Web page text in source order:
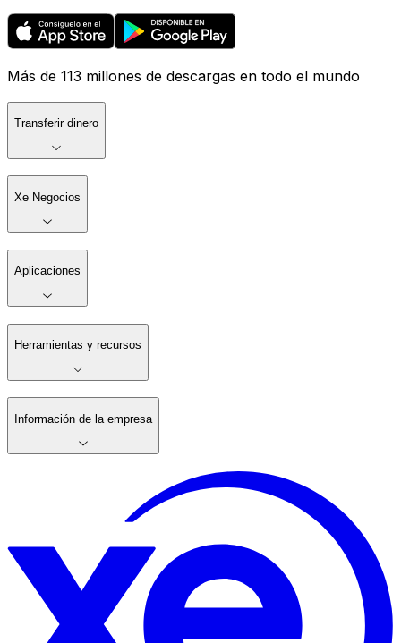
Más de 113 millones de descargas en todo el mundo
Transferir dinero
Xe Negocios
Aplicaciones
Herramientas y recursos
Información de la empresa